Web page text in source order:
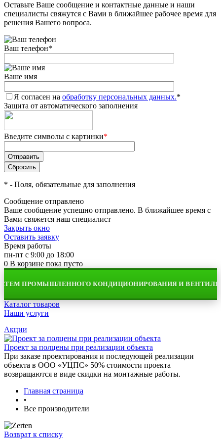
Оставьте Ваше сообщение и контактные данные и наши
специалисты свяжутся с Вами в ближайшее рабочее время для
решения Вашего вопроса.
Ваш телефон*
Ваше имя
Я согласен на обработку персональных данных.*
Защита от автоматического заполнения
Введите символы с картинки*
* - Поля, обязательные для заполнения
Сообщение отправлено
Ваше сообщение успешно отправлено. В ближайшее время с
Вами свяжется наш специалист
Закрыть окно
Оставить заявку
Время работы
пн-пт с 9:00 до 18:00
0 В корзине пока пусто
ПРОМЫШЛЕННОГО КОНДИЦИОНИРОВАНИЯ И
Каталог товаров
Наши услуги
Акции
Проект за полцены при реализации объекта
При заказе проектирования и последующей реализации
объекта в ООО «УЦПС» 50% стоимости проекта
возвращаются в виде скидки на монтажные работы.
Главная страница
•
Все производители
Возврат к списку